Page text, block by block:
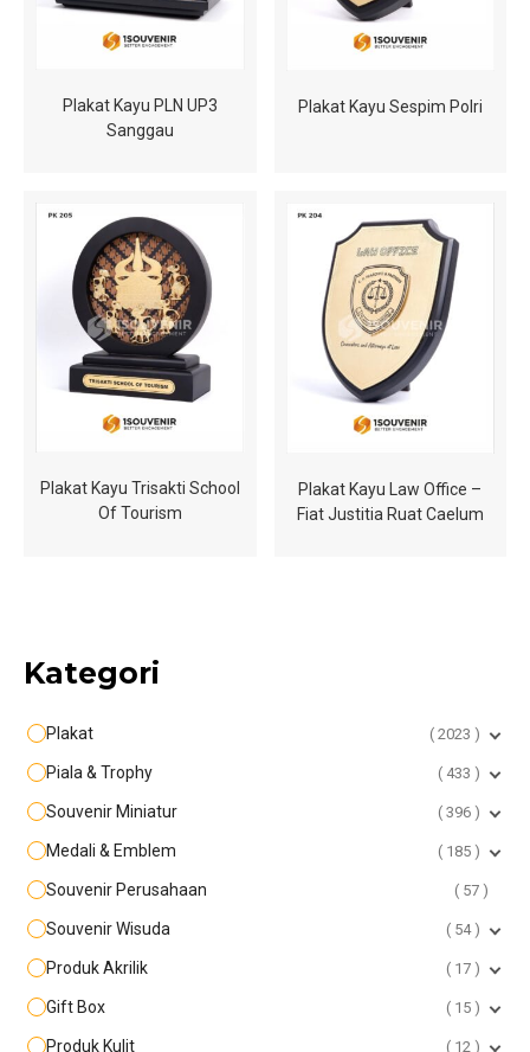
Plakat Kayu PLN UP3
Sanggau
Plakat Kayu Sespim Polri
Plakat Kayu Trisakti School
Of Tourism
Plakat Kayu Law Office –
Fiat Justitia Ruat Caelum
Kategori
Plakat 2023
Piala & Trophy 433
Souvenir Miniatur 396
Medali & Emblem 185
Souvenir Perusahaan 57
Souvenir Wisuda 54
Produk Akrilik 17
Gift Box 15
Produk Kulit 12